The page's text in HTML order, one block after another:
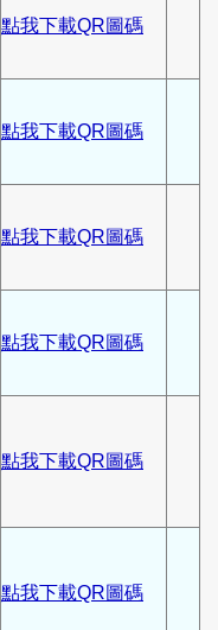
點我下載QR圖碼
點我下載QR圖碼
點我下載QR圖碼
點我下載QR圖碼
點我下載QR圖碼
點我下載QR圖碼